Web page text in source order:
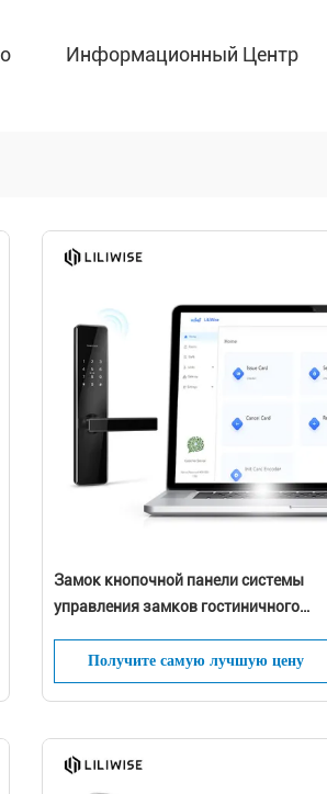
Информационный Центр
Замок кнопочной панели системы
управления замков гостиничного
Получите самую лучшую цену